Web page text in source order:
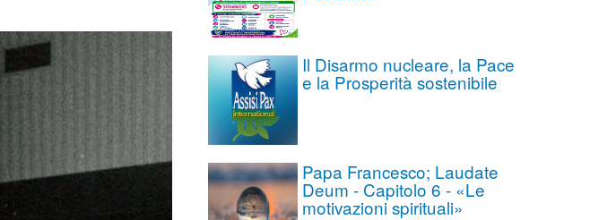
Il Disarmo nucleare, la Pace
e la Prosperità sostenibile
Papa Francesco; Laudate
Deum - Capitolo 6 - «Le
motivazioni spirituali»